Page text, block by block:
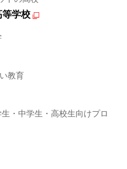
等学校
教育
・中学生・高校生向けプロ